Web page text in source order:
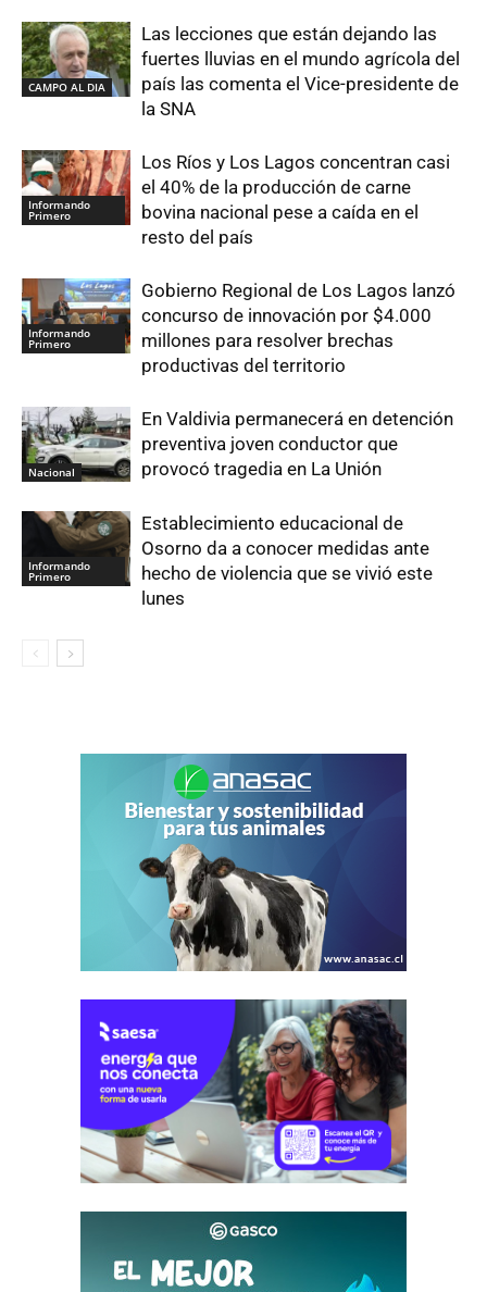
CAMPO AL DIA
Las lecciones que están dejando las
fuertes lluvias en el mundo agrícola del
país las comenta el Vice-presidente de
la SNA
Informando
Primero
Los Ríos y Los Lagos concentran casi
el 40% de la producción de carne
bovina nacional pese a caída en el
resto del país
Informando
Primero
Gobierno Regional de Los Lagos lanzó
concurso de innovación por $4.000
millones para resolver brechas
productivas del territorio
Nacional
En Valdivia permanecerá en detención
preventiva joven conductor que
provocó tragedia en La Unión
Informando
Primero
Establecimiento educacional de
Osorno da a conocer medidas ante
hecho de violencia que se vivió este
lunes